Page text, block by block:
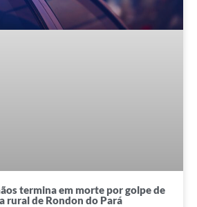
termina em morte por golpe de
rural de Rondon do Pará